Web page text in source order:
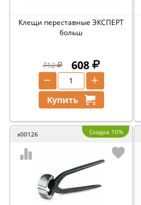
Клещи переставные ЭКСПЕРТ
больш
712 608
+
−
Купить
x00126 Скидка 10%